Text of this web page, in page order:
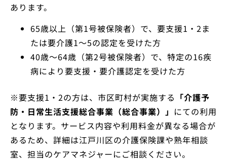
あります。
65歳以上（第1号被保険者）で、要支援1・2ま
たは要介護1～5の認定を受けた方
40歳～64歳（第2号被保険者）で、特定の16疾
病により要支援・要介護認定を受けた方
※要支援1・2の方は、市区町村が実施する 「介護予
防・日常生活支援総合事業（総合事業）」 にての利用
となります。サービス内容や利用料金が異なる場合が
あるため、詳細は江戸川区の介護保険課や熟年相談
室、担当のケアマネジャーにご相談ください。